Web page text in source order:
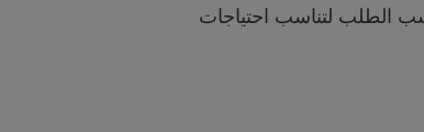
الطلب لتناسب احتياجات